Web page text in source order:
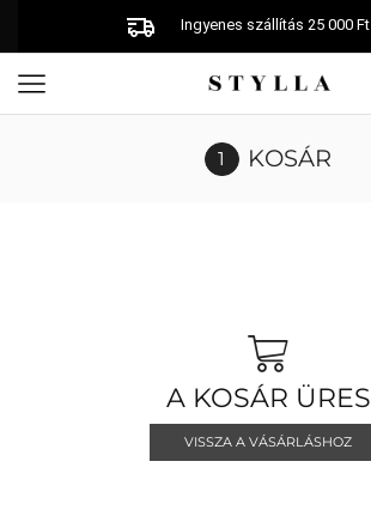
Ingyenes szállítás 25 000
KOSÁR
A KOSÁR ÜRES
VISSZA A VÁSÁRLÁSHOZ